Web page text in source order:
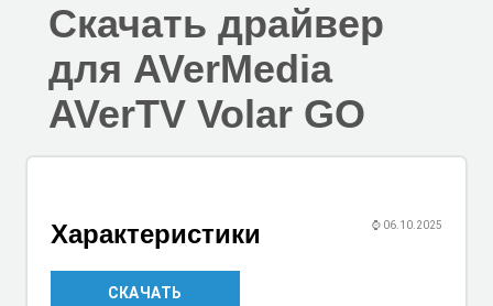
Скачать драйвер
для AVerMedia
AVerTV Volar GO
⌚ 06.10.2025
Характеристики
СКАЧАТЬ